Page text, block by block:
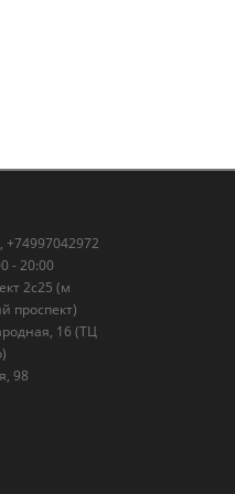
- 20:00
2с25 (м
проспект)
16 (ТЦ
98